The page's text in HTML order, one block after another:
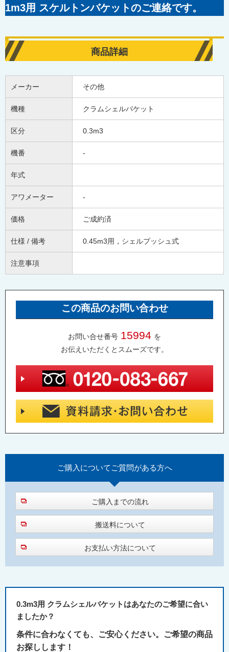
1m3用 スケルトンバケットのご連絡です。
商品詳細
メーカー その他
機種 クラムシェルバケット
区分 0.3m3
機番 ‐
年式
アワメーター -
価格 ご成約済
仕様 / 備考 0.45m3用，シェルプッシュ式
注意事項
この商品のお問い合わせ
お問い合せ番号 15994 を
お伝えいただくとスムーズです。
ご購入について ご質問がある方へ
ご購入までの流れ
搬送料について
お支払い方法について
0.3m3用 クラムシェルバケットはあなたのご希望に合い
ましたか？
条件に合わなくても、ご安心ください。ご希望の商品
お探しします！